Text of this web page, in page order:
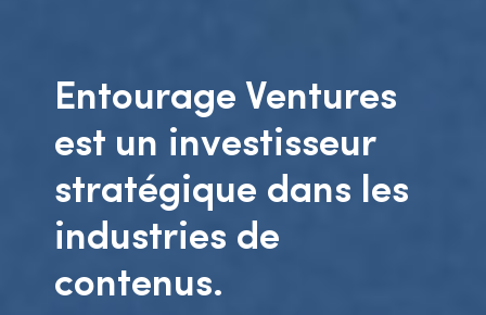
Entourage Ventures
est un investisseur
stratégique dans les
industries de
contenus.